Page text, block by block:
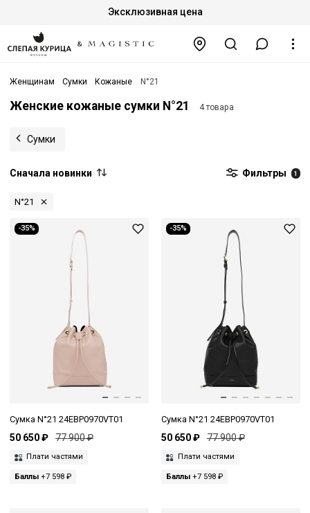
Эксклюзивная цена
Женщинам Сумки Кожаные N°21
Женские кожаные сумки N°21 4 товара
Сумки
Сначала новинки Фильтры 1
N°21
-35%
Сумка N°21 24EBP0970VT01
50 650 ₽ 77 900 ₽
Плати частями
Баллы +7 598 ₽
-35%
Сумка N°21 24EBP0970VT01
50 650 ₽ 77 900 ₽
Плати частями
Баллы+7 598 ₽